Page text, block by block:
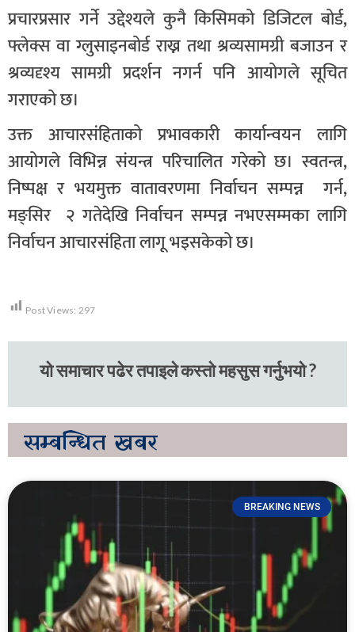
प्रचारप्रसार गर्ने उद्देश्यले कुनै किसिमको डिजिटल बोर्ड,
फ्लेक्स वा ग्लुसाइनबोर्ड राख्न तथा श्रव्यसामग्री बजाउन र
श्रव्यदृश्य सामग्री प्रदर्शन नगर्न पनि आयोगले सूचित
गराएको छ।
उक्त आचारसंहिताको प्रभावकारी कार्यान्वयन लागि
आयोगले विभिन्न संयन्त्र परिचालित गरेको छ। स्वतन्त्र,
निष्पक्ष र भयमुक्त वातावरणमा निर्वाचन सम्पन्न गर्न,
मङ्सिर २ गतेदेखि निर्वाचन सम्पन्न नभएसम्मका लागि
निर्वाचन आचारसंहिता लागू भइसकेको छ।
Post Views: 297
यो समाचार पढेर तपाइले कस्तो महसुस गर्नुभयो ?
सम्बन्धित खबर
BREAKING NEWS